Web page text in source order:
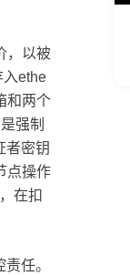
，以被
入ethe
和两个
强制
者密钥
点操作
在扣
任。